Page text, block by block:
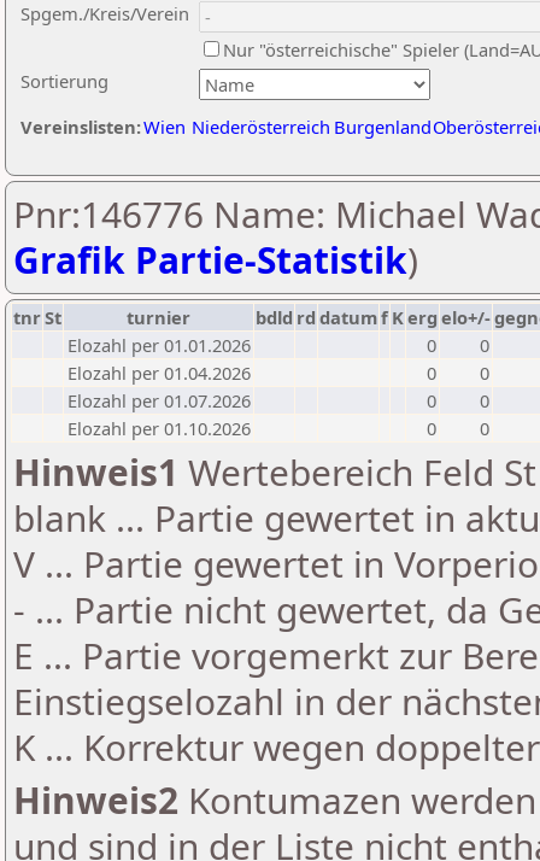
Sortierung
Spgem./Kreis/Verein
Nur "österreichische" Spieler
Vereinslisten:Wien Niederösterreich Burgenland
Pnr:146776 Name: Michael
Grafik Partie-Statistik)
tnrSt turnier bdld rd datumf Kerg elo+/-
Elozahl per 01.01.2026
0
0
Elozahl per 01.04.2026
0
0
Elozahl per 01.07.2026
0
0
Elozahl per 01.10.2026
0 0
Hinweis1 Wertebereich Feld
blank ... Partie gewertet in
V ... Partie gewertet in
- ... Partie nicht gewertet, da
E ... Partie vorgemerkt zur
Einstiegselozahl in der
K ... Korrektur wegen
Hinweis2 Kontumazen
und sind in der Liste nicht